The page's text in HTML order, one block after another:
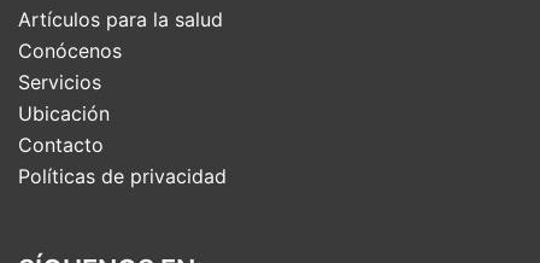
Artículos para la salud
Conócenos
Servicios
Ubicación
Contacto
Políticas de privacidad